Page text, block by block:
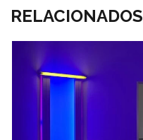
RELACIONADOS